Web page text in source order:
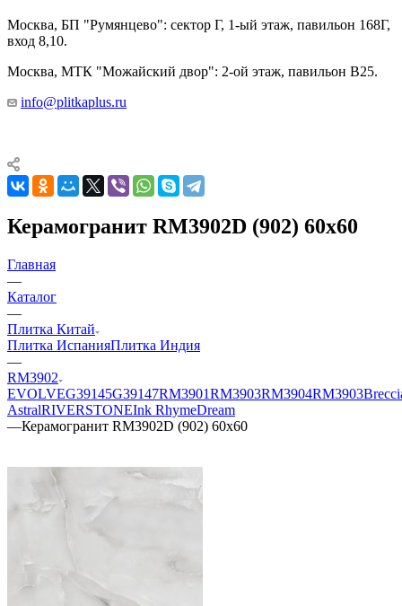
Москва, БП "Румянцево": сектор Г, 1-ый этаж, павильон 168Г,
вход 8,10.
Москва, МТК "Можайский двор": 2-ой этаж, павильон В25.
info@plitkaplus.ru
Керамогранит RM3902D (902) 60х60
Главная
—
Каталог
—
Плитка Китай
Плитка ИспанияПлитка Индия
—
RM3902
EVOLVEG39145G39147RM3901RM3903RM3904RM3903
AstralRIVERSTONEInk RhymeDream
—Керамогранит RM3902D (902) 60х60